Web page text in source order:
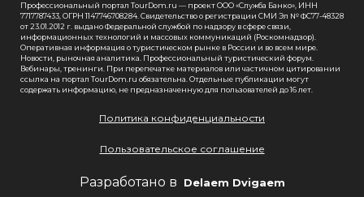
Профессиональный портал TourDom.ru — проект ООО «Служба Банко», ИНН
7717787433, ОГРН 1147746708284. Свидетельство о регистрации СМИ Эл № ФС77-48328
от 23.01.2012 г. выдано Федеральной службой по надзору в сфере связи,
информационных технологий и массовых коммуникаций (Роскомнадзор).
Оперативная информация о туристическом рынке в России и во всем мире.
Новости, рыночная аналитика. Профессиональный туристический форум.
Вебинары, тренинги. При перепечатке материалов или частичном цитировании
ссылка на портал TourDom.ru обязательна. Отдельные публикации могут
содержать информацию, не предназначенную для пользователей до 16 лет.
Политика конфиденциальности
Пользовательское соглашение
Разработано в Delaem Dvigaem